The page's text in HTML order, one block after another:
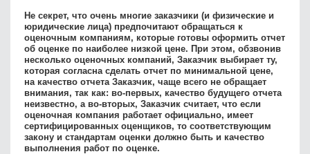
Не секрет, что очень многие заказчики (и физические и
юридические лица) предпочитают обращаться к
оценочным компаниям, которые готовы оформить отчет
об оценке по наиболее низкой цене. При этом, обзвонив
несколько оценочных компаний, Заказчик выбирает ту,
которая согласна сделать отчет по минимальной цене,
на качество отчета Заказчик, чаще всего не обращает
внимания, так как: во-первых, качество будущего отчета
неизвестно, а во-вторых, Заказчик считает, что если
оценочная компания работает официально, имеет
сертифицированных оценщиков, то соответствующим
закону и стандартам оценки должно быть и качество
выполнения работ по оценке.